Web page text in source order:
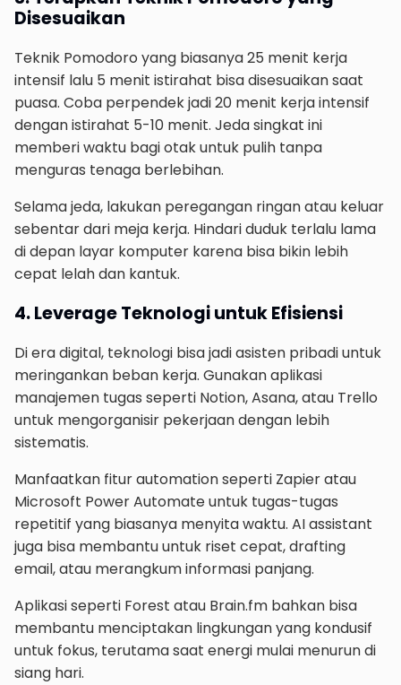
Disesuaikan
Teknik Pomodoro yang biasanya 25 menit kerja
intensif lalu 5 menit istirahat bisa disesuaikan saat
puasa. Coba perpendek jadi 20 menit kerja intensif
dengan istirahat 5-10 menit. Jeda singkat ini
memberi waktu bagi otak untuk pulih tanpa
menguras tenaga berlebihan.
Selama jeda, lakukan peregangan ringan atau keluar
sebentar dari meja kerja. Hindari duduk terlalu lama
di depan layar komputer karena bisa bikin lebih
cepat lelah dan kantuk.
4. Leverage Teknologi untuk Efisiensi
Di era digital, teknologi bisa jadi asisten pribadi untuk
meringankan beban kerja. Gunakan aplikasi
manajemen tugas seperti Notion, Asana, atau Trello
untuk mengorganisir pekerjaan dengan lebih
sistematis.
Manfaatkan fitur automation seperti Zapier atau
Microsoft Power Automate untuk tugas-tugas
repetitif yang biasanya menyita waktu. AI assistant
juga bisa membantu untuk riset cepat, drafting
email, atau merangkum informasi panjang.
Aplikasi seperti Forest atau Brain.fm bahkan bisa
membantu menciptakan lingkungan yang kondusif
untuk fokus, terutama saat energi mulai menurun di
siang hari.